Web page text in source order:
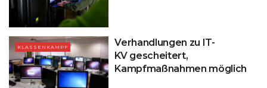
KLASSENKAMPF
Verhandlungen zu IT-
KV gescheitert,
Kampfmaßnahmen möglich